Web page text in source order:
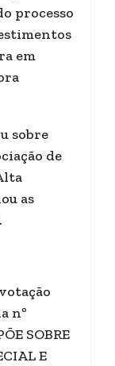
processo
em
sobre
de
as
nº
SOBRE
E